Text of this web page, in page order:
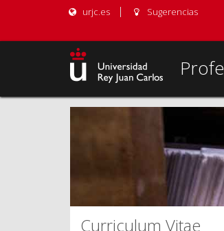
urjc.es Sugerencias
Curriculum Vitae